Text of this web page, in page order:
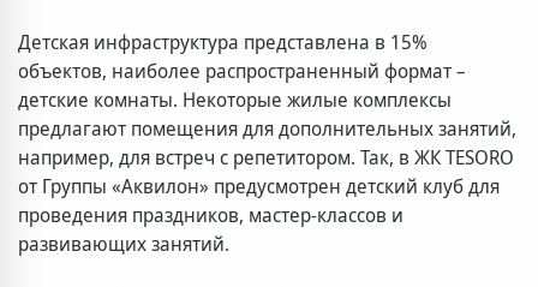
Детская инфраструктура представлена в 15%
объектов, наиболее распространенный формат –
детские комнаты. Некоторые жилые комплексы
предлагают помещения для дополнительных занятий,
например, для встреч с репетитором. Так, в ЖК TESORO
от Группы «Аквилон» предусмотрен детский клуб для
проведения праздников, мастер-классов и
развивающих занятий.